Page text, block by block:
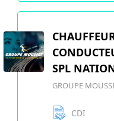
SPL
GROUPE
CDI